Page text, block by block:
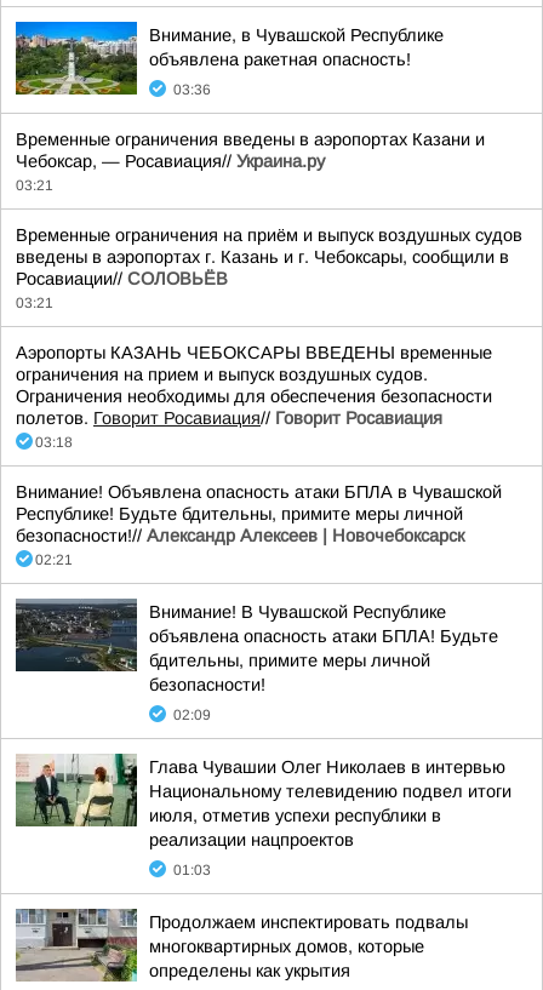
Внимание, в Чувашской Республике
объявлена ракетная опасность!
03:36
Временные ограничения введены в аэропортах Казани и
Чебоксар, — Росавиация// Украина.ру
03:21
Временные ограничения на приём и выпуск воздушных судов
введены в аэропортах г. Казань и г. Чебоксары, сообщили в
Росавиации// СОЛОВЬЁВ
03:21
Аэропорты КАЗАНЬ ЧЕБОКСАРЫ ВВЕДЕНЫ временные
ограничения на прием и выпуск воздушных судов.
Ограничения необходимы для обеспечения безопасности
полетов. Говорит Росавиация// Говорит Росавиация
03:18
Внимание! Объявлена опасность атаки БПЛА в Чувашской
Республике! Будьте бдительны, примите меры личной
безопасности!// Александр Алексеев | Новочебоксарск
02:21
Внимание! В Чувашской Республике
объявлена опасность атаки БПЛА! Будьте
бдительны, примите меры личной
безопасности!
02:09
Глава Чувашии Олег Николаев в интервью
Национальному телевидению подвел итоги
июля, отметив успехи республики в
реализации нацпроектов
01:03
Продолжаем инспектировать подвалы
многоквартирных домов, которые
определены как укрытия